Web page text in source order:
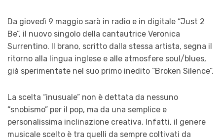
Da giovedì 9 maggio sarà in radio e in digitale “Just 2
Be”, il nuovo singolo della cantautrice Veronica
Surrentino. Il brano, scritto dalla stessa artista, segna il
ritorno alla lingua inglese e alle atmosfere soul/blues,
già sperimentate nel suo primo inedito “Broken Silence”.
La scelta “inusuale” non è dettata da nessuno
“snobismo” per il pop, ma da una semplice e
personalissima inclinazione creativa. Infatti, il genere
musicale scelto è tra quelli da sempre coltivati da